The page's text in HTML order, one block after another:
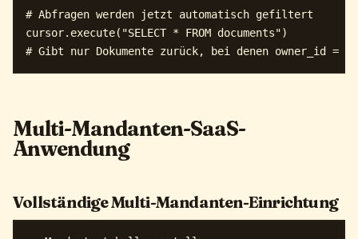
# Abfragen werden jetzt automatisch gefiltert
cursor.execute("SELECT * FROM documents")
Multi-Mandanten-SaaS-
Anwendung
Vollständige Multi-Mandanten-Einrichtung